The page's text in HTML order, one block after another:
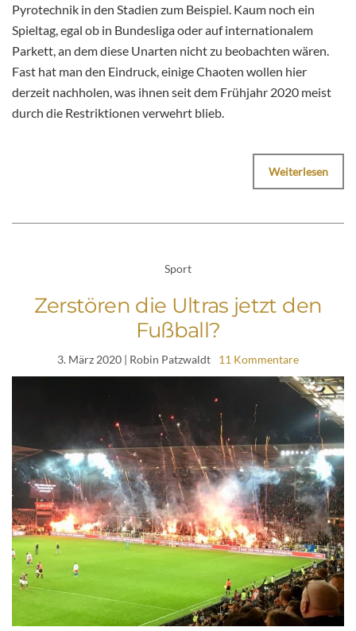
Pyrotechnik in den Stadien zum Beispiel. Kaum noch ein
Spieltag, egal ob in Bundesliga oder auf internationalem
Parkett, an dem diese Unarten nicht zu beobachten wären.
Fast hat man den Eindruck, einige Chaoten wollen hier
derzeit nachholen, was ihnen seit dem Frühjahr 2020 meist
durch die Restriktionen verwehrt blieb.
Weiterlesen
Sport
Zerstören die Ultras jetzt den
Fußball?
3. März 2020 | Robin Patzwaldt 11 Kommentare